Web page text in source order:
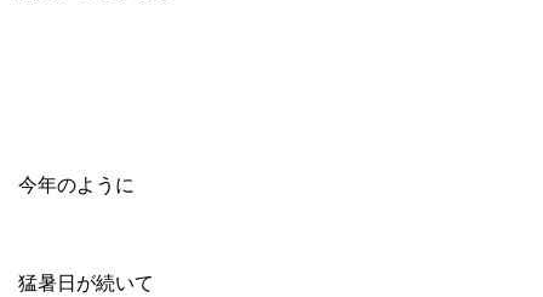
今年のように
猛暑日が続いて